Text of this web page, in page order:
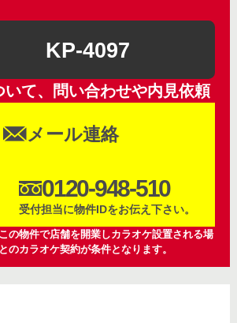
KP-4097
いて、問い合わせや内見依頼
メール連絡
0120-948-510
受付担当に物件IDをお伝え下さい。
の物件で店舗を開業しカラオケ設置される場
のカラオケ契約が条件となります。